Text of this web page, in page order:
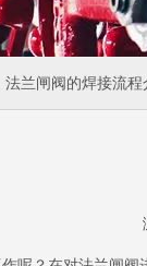
法兰闸阀的焊接流程